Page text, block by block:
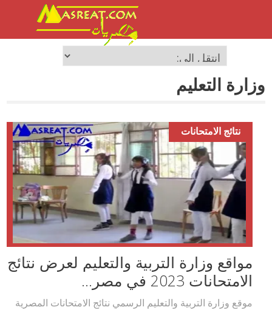
وزارة التعليم
نتائج الامتحانات
مواقع وزارة التربية والتعليم لعرض نتائج
الامتحانات 2023 في مصر...
موقع وزارة التربية والتعليم الرسمي نتائج الامتحانات المصرية